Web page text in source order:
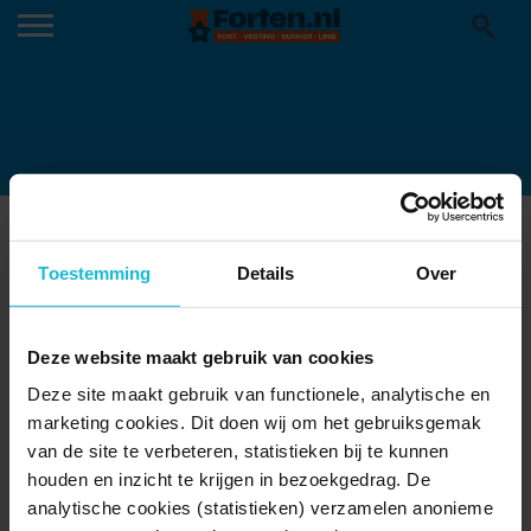
Toestemming Details Over
Deze website maakt gebruik van cookies
Deze site maakt gebruik van functionele, analytische en
marketing cookies. Dit doen wij om het gebruiksgemak
van de site te verbeteren, statistieken bij te kunnen
houden en inzicht te krijgen in bezoekgedrag. De
analytische cookies (statistieken) verzamelen anonieme
FZC_300_BANNER_HOMEPAGE